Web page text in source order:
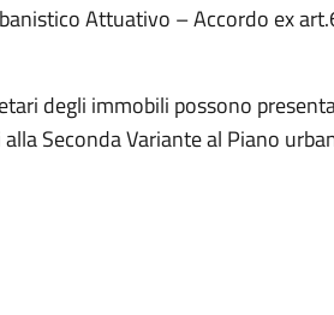
Attuativo – Accordo ex
degli immobili possono
Seconda Variante al Piano